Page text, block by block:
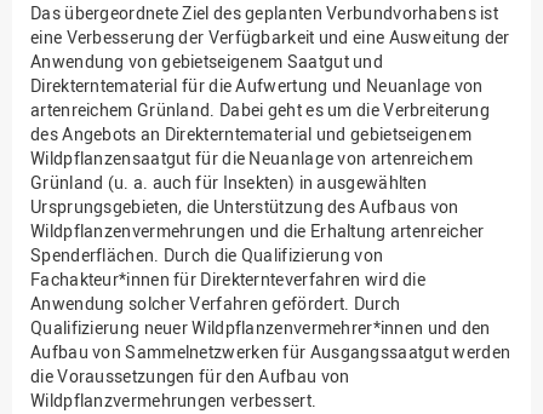
Das übergeordnete Ziel des geplanten Verbundvorhabens ist
eine Verbesserung der Verfügbarkeit und eine Ausweitung der
Anwendung von gebietseigenem Saatgut und
Direkterntematerial für die Aufwertung und Neuanlage von
artenreichem Grünland. Dabei geht es um die Verbreiterung
des Angebots an Direkterntematerial und gebietseigenem
Wildpflanzensaatgut für die Neuanlage von artenreichem
Grünland (u. a. auch für Insekten) in ausgewählten
Ursprungsgebieten, die Unterstützung des Aufbaus von
Wildpflanzenvermehrungen und die Erhaltung artenreicher
Spenderflächen. Durch die Qualifizierung von
Fachakteur*innen für Direkternteverfahren wird die
Anwendung solcher Verfahren gefördert. Durch
Qualifizierung neuer Wildpflanzenvermehrer*innen und den
Aufbau von Sammelnetzwerken für Ausgangssaatgut werden
die Voraussetzungen für den Aufbau von
Wildpflanzvermehrungen verbessert.